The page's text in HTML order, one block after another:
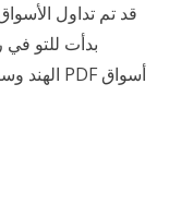
بدأت للتو في